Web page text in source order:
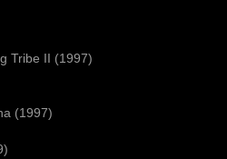
Tribe II (1997)
(1997)